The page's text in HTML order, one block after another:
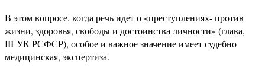
В этом вопросе, когда речь идет о «преступлениях- против
жизни, здоровья, свободы и достоинства личности» (глава,
III УК РСФСР), особое и важное значение имеет судебно
медицинская, экспертиза.